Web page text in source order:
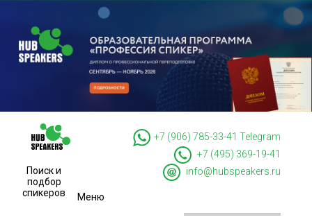
Поиск и
подбор
спикеров
+7 (906) 785-33-41
Telegram
+7 (495) 369-19-41
info@hubspeakers.ru
Меню